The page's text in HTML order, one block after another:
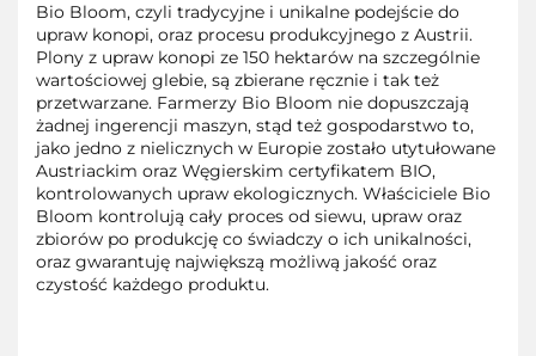
Bio Bloom, czyli tradycyjne i unikalne podejście do
upraw konopi, oraz procesu produkcyjnego z Austrii.
Plony z upraw konopi ze 150 hektarów na szczególnie
wartościowej glebie, są zbierane ręcznie i tak też
przetwarzane. Farmerzy Bio Bloom nie dopuszczają
żadnej ingerencji maszyn, stąd też gospodarstwo to,
jako jedno z nielicznych w Europie zostało utytułowane
Austriackim oraz Węgierskim certyfikatem BIO,
kontrolowanych upraw ekologicznych. Właściciele Bio
Bloom kontrolują cały proces od siewu, upraw oraz
zbiorów po produkcję co świadczy o ich unikalności,
oraz gwarantuję największą możliwą jakość oraz
czystość każdego produktu.